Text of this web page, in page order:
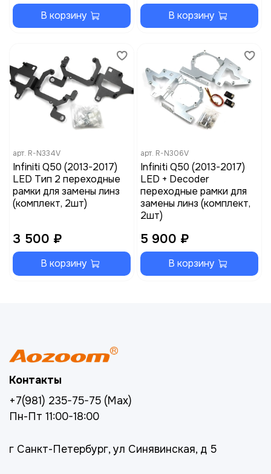
В корзину В корзину
арт. R-N334V
Infiniti Q50 (2013-2017)
LED Tип 2 переходные
рамки для замены линз
(комплект, 2шт)
3 500 ₽
В корзину
арт. R-N306V
Infiniti Q50 (2013-2017)
LED + Decoder
переходные рамки для
замены линз (комплект,
2шт)
5 900 ₽
В корзину
Контакты
+7(981) 235-75-75 (Max)
Пн-Пт 11:00-18:00
г Санкт-Петербург, ул Синявинская, д 5